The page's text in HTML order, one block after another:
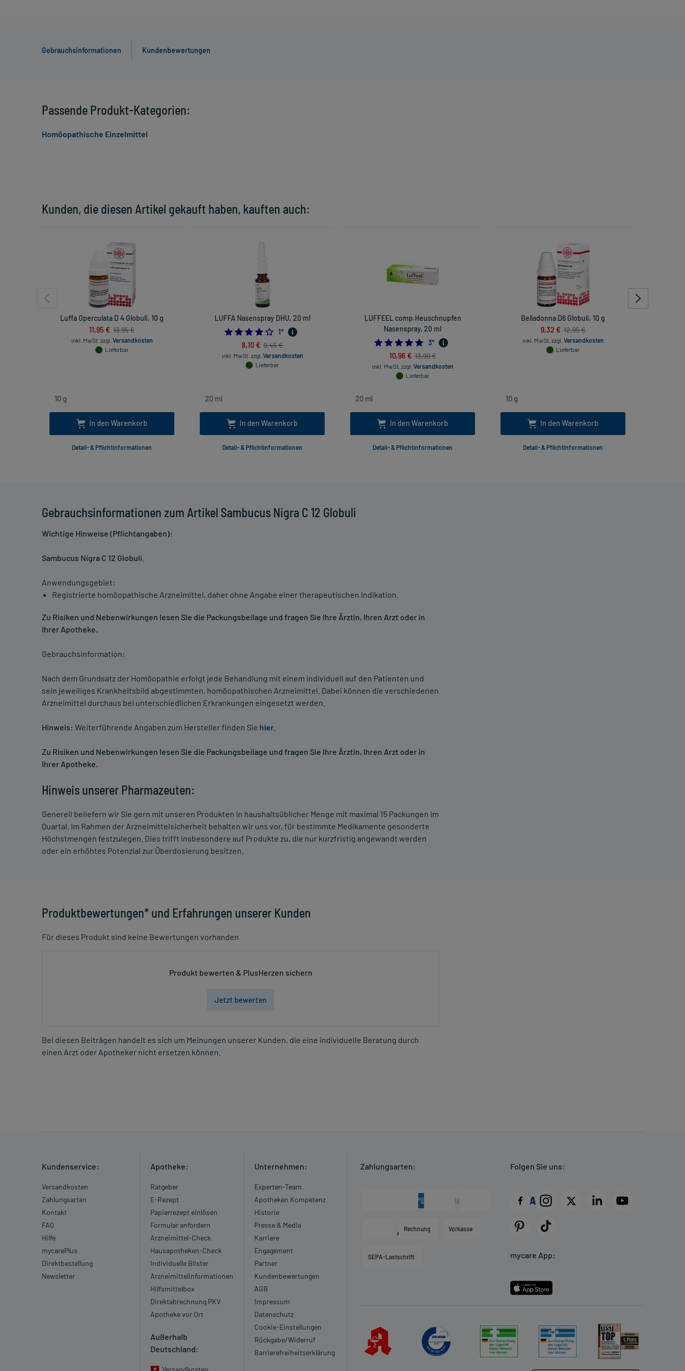
Gebrauchsinformationen Kundenbewertungen
Gebrauchsinformationen zum Artikel Sambucus Nigra C 12 Globuli
Wichtige Hinweise (Pflichtangaben):
Sambucus Nigra C 12 Globuli
Anwendungsgebiet:
Registrierte homöopathische Arzneimittel, daher ohne Angabe einer therapeutischen Indikation.
Zu Risiken und Nebenwirkungen lesen Sie die Packungsbeilage und fragen Sie Ihre Ärztin, Ihren Arzt oder in
Ihrer Apotheke.
Gebrauchsinformation:
Nach dem Grundsatz der Homöopathie erfolgt jede Behandlung mit einem individuell auf den Patienten und
sein jeweiliges Krankheitsbild abgestimmten, homöopathischen Arzneimittel. Dabei können die verschiedenen
Arzneimittel durchaus bei unterschiedlichen Erkrankungen eingesetzt werden.
Hinweis: Weiterführende Angaben zum Hersteller finden Sie hier
Zu Risiken und Nebenwirkungen lesen Sie die Packungsbeilage und fragen Sie Ihre Ärztin, Ihren Arzt oder in
Ihrer Apotheke.
Hinweis unserer Pharmazeuten:
Generell beliefern wir Sie gern mit unseren Produkten in haushaltsüblicher Menge mit maximal 15 Packungen im
Quartal. Im Rahmen der Arzneimittelsicherheit behalten wir uns vor, für bestimmte Medikamente gesonderte
Höchstmengen festzulegen. Dies trifft insbesondere auf Produkte zu, die nur kurzfristig angewandt werden
oder ein erhöhtes Potenzial zur Überdosierung besitzen.
Produktbewertungen* und Erfahrungen unserer Kunden
Für dieses Produkt sind keine Bewertungen vorhanden
Produkt bewerten & PlusHerzen sichern
Jetzt bewerten
Bei diesen Beiträgen handelt es sich um Meinungen unserer Kunden, die eine individuelle Beratung durch
einen Arzt oder Apotheker nicht ersetzen können.
Kunden, die diesen Artikel gekauft haben, kauften auch:
Luffa Operculata D 4 Globuli, 10 g
11,95 € 13,95 €
inkl. MwSt. zzgl. Versandkosten
Lieferbar
In den Warenkorb
Detail- & Pflichtinformationen
LUFFA Nasenspray DHU, 20 ml
4.0
1*
8,10 € 9,45 €
inkl. MwSt. zzgl. Versandkosten
Lieferbar
In den Warenkorb
Detail- & Pflichtinformationen
LUFFEEL comp.Heuschnupfen
Nasenspray, 20 ml
5.0
3*
10,96 € 13,99 €
inkl. MwSt. zzgl. Versandkosten
Lieferbar
In den Warenkorb
Detail- & Pflichtinformationen
Belladonna D6 Globuli, 10 g
9,32 € 12,95 €
inkl. MwSt. zzgl. Versandkosten
Lieferbar
In den Warenkorb
Detail- & Pflichtinformationen
Passende Produkt-Kategorien:
Homöopathische Einzelmittel
Kundenservice:
Versandkosten
Zahlungsarten
Kontakt
FAQ
Hilfe
mycarePlus
Direktbestellung
Newsletter
Apotheke:
Ratgeber
E-Rezept
Papierrezept einlösen
Formular anfordern
Arzneimittel-Check
Hausapotheken-Check
Individuelle Blister
Arzneimittelinformationen
Hilfsmittelbox
Direktabrechnung PKV
Apotheke vor Ort
Außerhalb
Deutschland:
Unternehmen:
Experten-Team
Apotheken Kompetenz
Historie
Presse & Media
Karriere
Engagement
Partner
Kundenbewertungen
AGB
Impressum
Datenschutz
Cookie-Einstellungen
Rückgabe/Widerruf
Barrierefreiheitserklärung
Zahlungsarten:
Rechnung Vorkasse
SEPA-Lastschrift
Folgen Sie uns:
mycare App: